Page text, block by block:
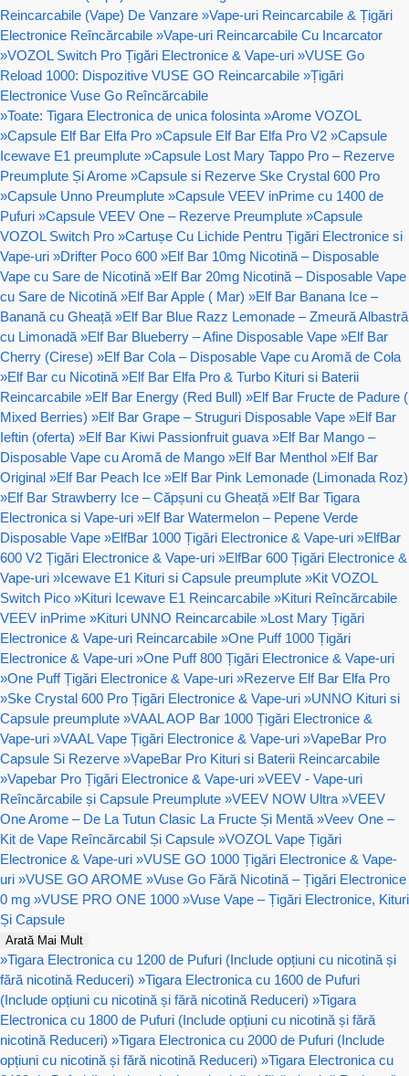
Reincarcabile (Vape) De Vanzare »Vape-uri Reincarcabile & Țigări
Electronice Reîncărcabile »Vape-uri Reincarcabile Cu Incarcator
»VOZOL Switch Pro Țigări Electronice & Vape-uri »VUSE Go
Reload 1000: Dispozitive VUSE GO Reincarcabile »Țigări
Electronice Vuse Go Reîncărcabile
»Toate: Tigara Electronica de unica folosinta »Arome VOZOL
»Capsule Elf Bar Elfa Pro »Capsule Elf Bar Elfa Pro V2 »Capsule
Icewave E1 preumplute »Capsule Lost Mary Tappo Pro – Rezerve
Preumplute Și Arome »Capsule si Rezerve Ske Crystal 600 Pro
»Capsule Unno Preumplute »Capsule VEEV inPrime cu 1400 de
Pufuri »Capsule VEEV One – Rezerve Preumplute »Capsule
VOZOL Switch Pro »Cartușe Cu Lichide Pentru Țigări Electronice si
Vape-uri »Drifter Poco 600 »Elf Bar 10mg Nicotină – Disposable
Vape cu Sare de Nicotină »Elf Bar 20mg Nicotină – Disposable Vape
cu Sare de Nicotină »Elf Bar Apple ( Mar) »Elf Bar Banana Ice –
Banană cu Gheață »Elf Bar Blue Razz Lemonade – Zmeură Albastră
cu Limonadă »Elf Bar Blueberry – Afine Disposable Vape »Elf Bar
Cherry (Cirese) »Elf Bar Cola – Disposable Vape cu Aromă de Cola
»Elf Bar cu Nicotină »Elf Bar Elfa Pro & Turbo Kituri si Baterii
Reincarcabile »Elf Bar Energy (Red Bull) »Elf Bar Fructe de Padure (
Mixed Berries) »Elf Bar Grape – Struguri Disposable Vape »Elf Bar
Ieftin (oferta) »Elf Bar Kiwi Passionfruit guava »Elf Bar Mango –
Disposable Vape cu Aromă de Mango »Elf Bar Menthol »Elf Bar
Original »Elf Bar Peach Ice »Elf Bar Pink Lemonade (Limonada Roz)
»Elf Bar Strawberry Ice – Căpșuni cu Gheață »Elf Bar Tigara
Electronica si Vape-uri »Elf Bar Watermelon – Pepene Verde
Disposable Vape »ElfBar 1000 Țigări Electronice & Vape-uri »ElfBar
600 V2 Țigări Electronice & Vape-uri »ElfBar 600 Țigări Electronice &
Vape-uri »Icewave E1 Kituri si Capsule preumplute »Kit VOZOL
Switch Pico »Kituri Icewave E1 Reincarcabile »Kituri Reîncărcabile
VEEV inPrime »Kituri UNNO Reincarcabile »Lost Mary Țigări
Electronice & Vape-uri Reincarcabile »One Puff 1000 Țigări
Electronice & Vape-uri »One Puff 800 Țigări Electronice & Vape-uri
»One Puff Țigări Electronice & Vape-uri »Rezerve Elf Bar Elfa Pro
»Ske Crystal 600 Pro Țigări Electronice & Vape-uri »UNNO Kituri si
Capsule preumplute »VAAL AOP Bar 1000 Țigări Electronice &
Vape-uri »VAAL Vape Țigări Electronice & Vape-uri »VapeBar Pro
Capsule Si Rezerve »VapeBar Pro Kituri si Baterii Reincarcabile
»Vapebar Pro Țigări Electronice & Vape-uri »VEEV - Vape-uri
Reîncărcabile și Capsule Preumplute »VEEV NOW Ultra »VEEV
One Arome – De La Tutun Clasic La Fructe Și Mentă »Veev One –
Kit de Vape Reîncărcabil Și Capsule »VOZOL Vape Țigări
Electronice & Vape-uri »VUSE GO 1000 Țigări Electronice & Vape-
uri »VUSE GO AROME »Vuse Go Fără Nicotină – Țigări Electronice
0 mg »VUSE PRO ONE 1000 »Vuse Vape – Țigări Electronice, Kituri
Și Capsule
Arată Mai Mult
»Tigara Electronica cu 1200 de Pufuri (Include opțiuni cu nicotină și
fără nicotină Reduceri) »Tigara Electronica cu 1600 de Pufuri
(Include opțiuni cu nicotină și fără nicotină Reduceri) »Tigara
Electronica cu 1800 de Pufuri (Include opțiuni cu nicotină și fără
nicotină Reduceri) »Tigara Electronica cu 2000 de Pufuri (Include
opțiuni cu nicotină și fără nicotină Reduceri) »Tigara Electronica cu